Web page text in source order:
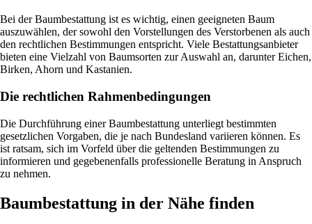
Bei der Baumbestattung ist es wichtig, einen geeigneten Baum
auszuwählen, der sowohl den Vorstellungen des Verstorbenen als auch
den rechtlichen Bestimmungen entspricht. Viele Bestattungsanbieter
bieten eine Vielzahl von Baumsorten zur Auswahl an, darunter Eichen,
Birken, Ahorn und Kastanien.
Die rechtlichen Rahmenbedingungen
Die Durchführung einer Baumbestattung unterliegt bestimmten
gesetzlichen Vorgaben, die je nach Bundesland variieren können. Es
ist ratsam, sich im Vorfeld über die geltenden Bestimmungen zu
informieren und gegebenenfalls professionelle Beratung in Anspruch
zu nehmen.
Baumbestattung in der Nähe finden